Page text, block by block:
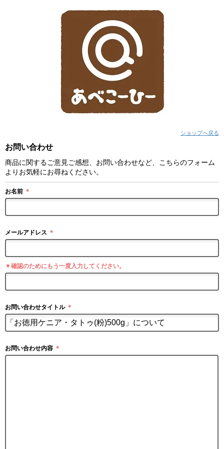
ショップへ戻る
お問い合わせ
商品に関するご意見ご感想、お問い合わせなど、こちらのフォーム
よりお気軽にお尋ねください。
お名前 ＊
メールアドレス ＊
▼確認のためにもう一度入力してください。
お問い合わせタイトル ＊
お問い合わせ内容 ＊